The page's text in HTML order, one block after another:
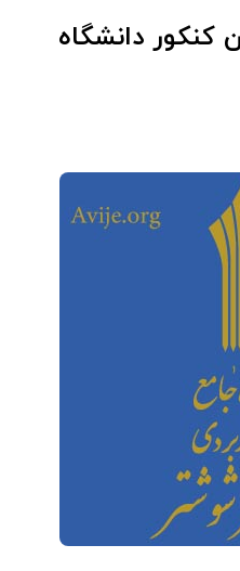
دانشگاه